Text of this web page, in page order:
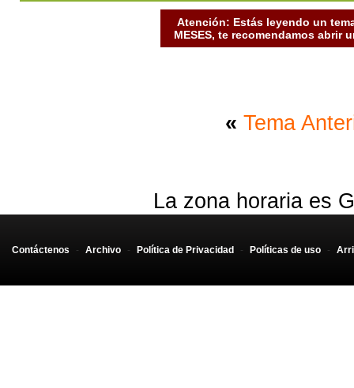
Atención: Estás leyendo un
MESES, te recomendamos abrir
« Tema
La zona horaria es
Contáctenos - Archivo - Política de Privacidad - Políticas de uso -